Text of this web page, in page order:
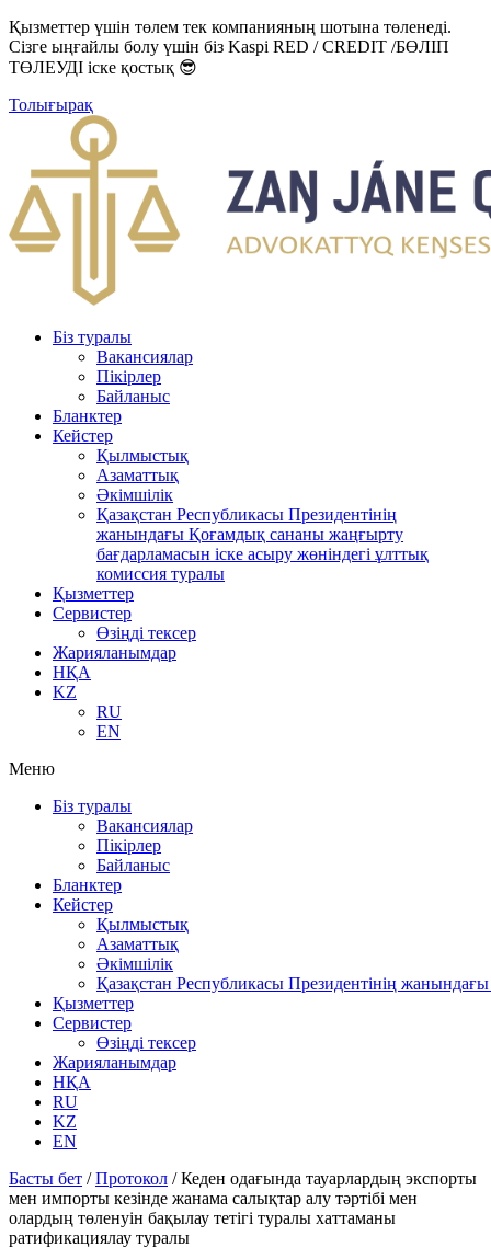
Қызметтер үшін төлем тек компанияның шотына төленеді.
Сізге ыңғайлы болу үшін біз Kaspi RED / CREDIT /БӨЛІП
ТӨЛЕУДІ іске қостық 😎
Толығырақ
Біз туралы
Вакансиялар
Пікірлер
Байланыс
Бланктер
Кейстер
Қылмыстық
Азаматтық
Әкімшілік
Қазақстан Республикасы Президентінің
жанындағы Қоғамдық сананы жаңғырту
бағдарламасын іске асыру жөніндегі ұлттық
комиссия туралы
Қызметтер
Сервистер
Өзіңді тексер
Жарияланымдар
НҚА
KZ
RU
EN
Меню
Біз туралы
Вакансиялар
Пікірлер
Байланыс
Бланктер
Кейстер
Қылмыстық
Азаматтық
Әкімшілік
Қазақстан Республикасы Президентінің
Қызметтер
Сервистер
Өзіңді тексер
Жарияланымдар
НҚА
RU
KZ
EN
Басты бет /Протокол /Кеден одағында тауарлардың экспорты
мен импорты кезінде жанама салықтар алу тәртібі мен
олардың төленуін бақылау тетігі туралы хаттаманы
ратификациялау туралы